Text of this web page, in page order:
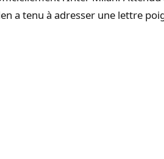
a tenu à adresser une lettre